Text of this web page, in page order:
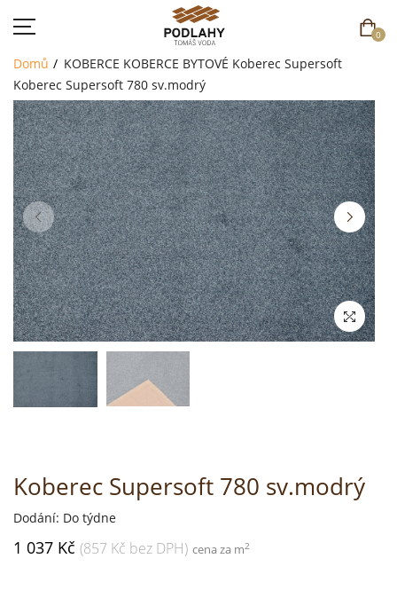
0
DOMŮ
SORTIMENT
AKCE
CENÍK
REFERENCE
SOUTĚŽ
KONTAKT
Domů KOBERCE KOBERCE BYTOVÉ Koberec Supersoft
Koberec Supersoft 780 sv.modrý
Koberec Supersoft 780 sv.modrý
Dodání: Do týdne
1 037 Kč (857 Kč bez DPH) cena za m2